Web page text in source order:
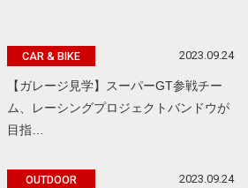
CAR & BIKE 2023.09.24
【ガレージ見学】スーパーGT参戦チー
ム、レーシングプロジェクトバンドウが
目指…
OUTDOOR 2023.09.24